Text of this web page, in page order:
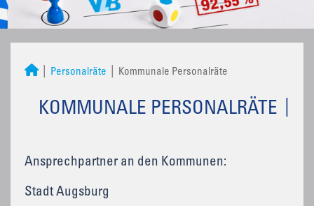
Personalräte Kommunale Personalräte
KOMMUNALE PERSONALRÄTE
Ansprechpartner an den Kommunen:
Stadt Augsburg